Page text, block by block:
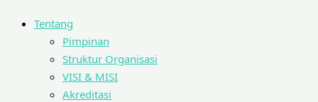
Tentang
Pimpinan
Struktur Organisasi
VISI & MISI
Akreditasi